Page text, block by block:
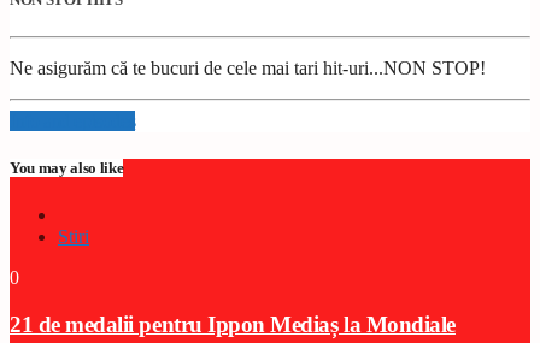
Ne asigurăm că te bucuri de cele mai tari hit-uri...NON STOP!
Info and episodes
You may also like
Stiri
0
21 de medalii pentru Ippon Mediaș la Mondiale